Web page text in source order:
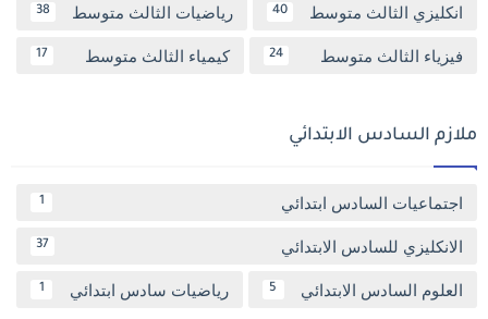
انكليزي الثالث متوسط 40 رياضيات الثالث متوسط 38
فيزياء الثالث متوسط 24 كيمياء الثالث متوسط 17
ملازم السادس الابتدائي
اجتماعيات السادس ابتدائي 1
الانكليزي للسادس الابتدائي 37
العلوم السادس الابتدائي 5 رياضيات سادس ابتدائي 1